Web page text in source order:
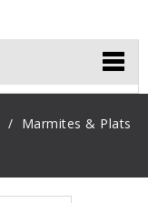
Marmites & Plats